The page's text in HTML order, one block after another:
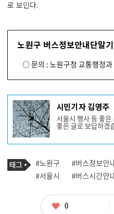
로 보인다.
노원구 버스정보안내단말기
○ 문의 : 노원구청 교통행정
기
사
작
성
자
프
필
시민기자 김영주
서울시 행사 등 좋
좋은 글로 보답하겠
기
사
관
련
태
그
#노원구 #버스정보안
#서울시
#버스시간안
좋
0